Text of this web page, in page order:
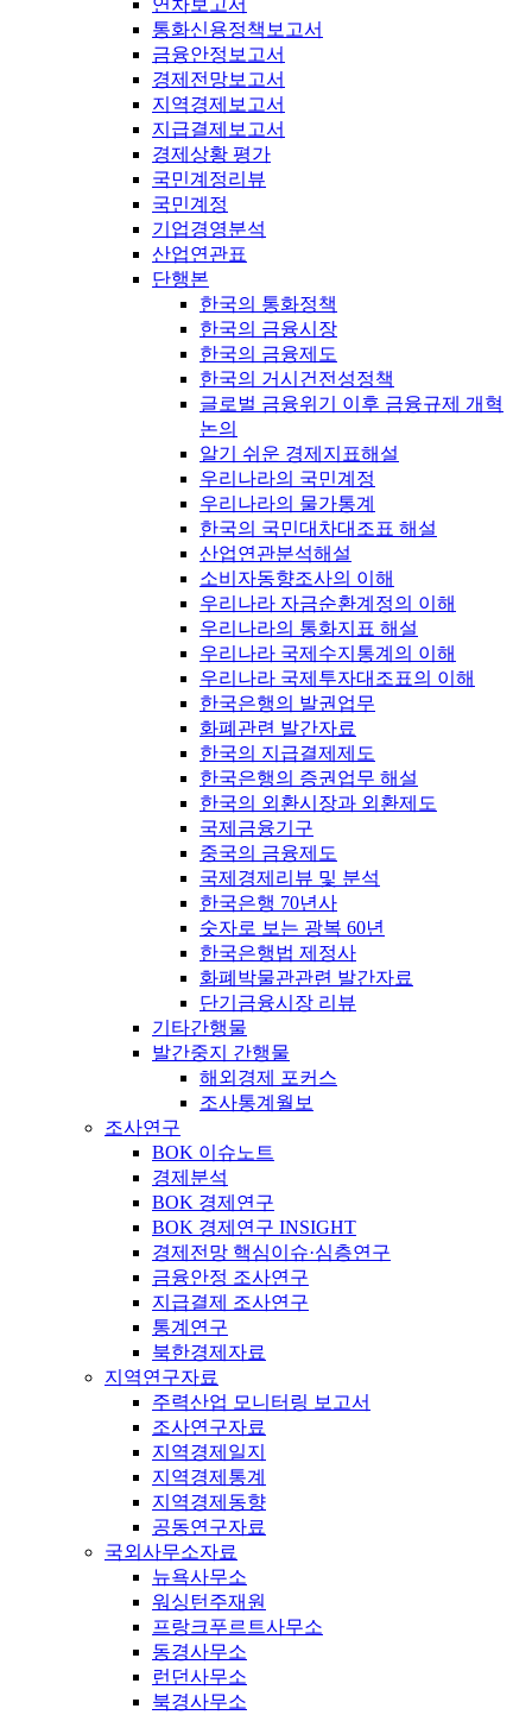
연차보고서
통화신용정책보고서
금융안정보고서
경제전망보고서
지역경제보고서
지급결제보고서
경제상황 평가
국민계정리뷰
국민계정
기업경영분석
산업연관표
단행본
한국의 통화정책
한국의 금융시장
한국의 금융제도
한국의 거시건전성정책
글로벌 금융위기 이후 금융규제 개혁
논의
알기 쉬운 경제지표해설
우리나라의 국민계정
우리나라의 물가통계
한국의 국민대차대조표 해설
산업연관분석해설
소비자동향조사의 이해
우리나라 자금순환계정의 이해
우리나라의 통화지표 해설
우리나라 국제수지통계의 이해
우리나라 국제투자대조표의 이해
한국은행의 발권업무
화폐관련 발간자료
한국의 지급결제제도
한국은행의 증권업무 해설
한국의 외환시장과 외환제도
국제금융기구
중국의 금융제도
국제경제리뷰 및 분석
한국은행 70년사
숫자로 보는 광복 60년
한국은행법 제정사
화폐박물관관련 발간자료
단기금융시장 리뷰
기타간행물
발간중지 간행물
해외경제 포커스
조사통계월보
조사연구
BOK 이슈노트
경제분석
BOK 경제연구
BOK 경제연구 INSIGHT
경제전망 핵심이슈·심층연구
금융안정 조사연구
지급결제 조사연구
통계연구
북한경제자료
지역연구자료
주력산업 모니터링 보고서
조사연구자료
지역경제일지
지역경제통계
지역경제동향
공동연구자료
국외사무소자료
뉴욕사무소
워싱턴주재원
프랑크푸르트사무소
동경사무소
런던사무소
북경사무소